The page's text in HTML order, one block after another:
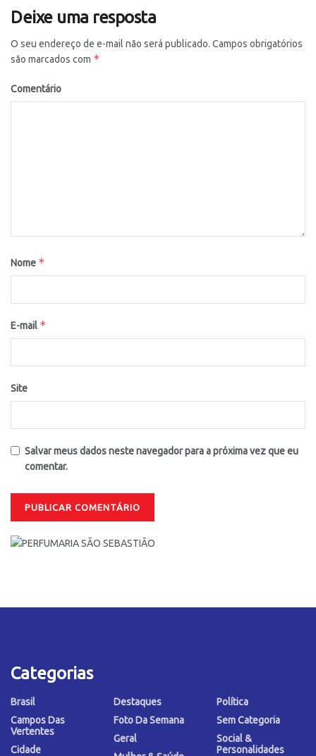
Deixe uma resposta
O seu endereço de e-mail não será publicado. Campos obrigatórios
são marcados com *
Comentário
Nome *
E-mail *
Site
Salvar meus dados neste navegador para a próxima vez que eu
comentar.
Categorias
Brasil
Campos Das
Vertentes
Cidade
Destaques
Foto Da Semana
Geral
Política
Sem Categoria
Social &
Personalidades